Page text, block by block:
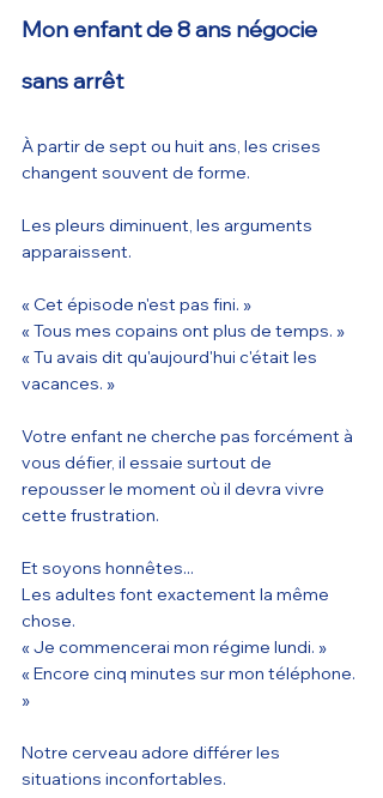
Mon enfant de 8 ans négocie
sans arrêt
À partir de sept ou huit ans, les crises
changent souvent de forme.
Les pleurs diminuent, les arguments
apparaissent.
« Cet épisode n'est pas fini. »
« Tous mes copains ont plus de temps. »
« Tu avais dit qu'aujourd'hui c'était les
vacances. »
Votre enfant ne cherche pas forcément à
vous défier, il essaie surtout de
repousser le moment où il devra vivre
cette frustration.
Et soyons honnêtes...
Les adultes font exactement la même
chose.
« Je commencerai mon régime lundi. »
« Encore cinq minutes sur mon téléphone.
»
Notre cerveau adore différer les
situations inconfortables.